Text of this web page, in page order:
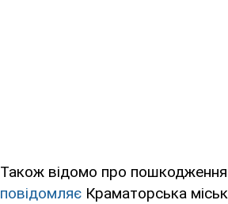
Також відомо про пошкодження
повідомляє Краматорська